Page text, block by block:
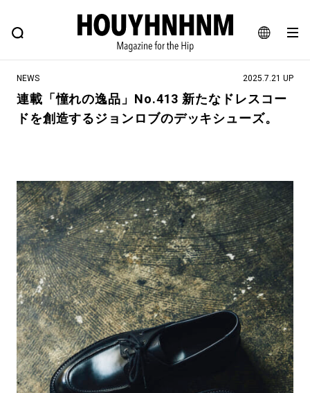
JA
EN
FEATURE BLOG SNAP
ヒップなファッション、カルチャー、ライフスタイルWEBマガジン
#NEW VINTAGE #マイナーグッド図鑑
#路地裏てぃーん。 #MONTHLY JOURNAL
#GH 銘品の所以 #フイナムのYouTube
#Commune H #FOCUS IT #AH.H
#ととけん #FASHION #MUSIC #MOVIE
#LIFESTYLE #SNEAKER #OUTDOOR
#SPORTS #HANDSOME HANDBOOK
NEWS 2025.7.21 UP
連載「憧れの逸品」No.413 新たなドレスコー
ドを創造するジョンロブのデッキシューズ。